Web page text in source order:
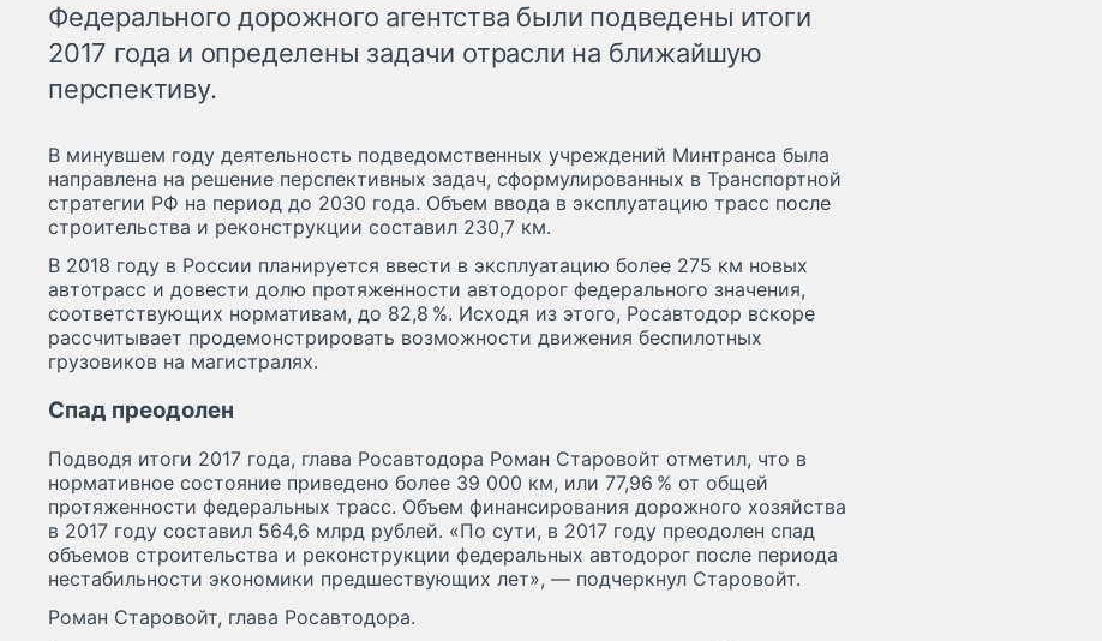
Федерального дорожного агентства были подведены итоги
2017 года и определены задачи отрасли на ближайшую
перспективу.
В минувшем году деятельность подведомственных учреждений Минтранса была
направлена на решение перспективных задач, сформулированных в Транспортной
стратегии РФ на период до 2030 года. Объем ввода в эксплуатацию трасс после
строительства и реконструкции составил 230,7 км.
В 2018 году в России планируется ввести в эксплуатацию более 275 км новых
автотрасс и довести долю протяженности автодорог федерального значения,
соответствующих нормативам, до 82,8 %. Исходя из этого, Росавтодор вскоре
рассчитывает продемонстрировать возможности движения беспилотных
грузовиков на магистралях.
Спад преодолен
Подводя итоги 2017 года, глава Росавтодора Роман Старовойт отметил, что в
нормативное состояние приведено более 39 000 км, или 77,96 % от общей
протяженности федеральных трасс. Объем финансирования дорожного хозяйства
в 2017 году составил 564,6 млрд рублей. «По сути, в 2017 году преодолен спад
объемов строительства и реконструкции федеральных автодорог после периода
нестабильности экономики предшествующих лет», — подчеркнул Старовойт.
Роман Старовойт, глава Росавтодора.